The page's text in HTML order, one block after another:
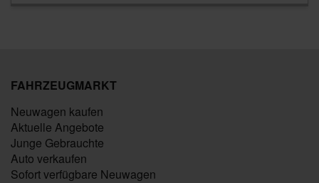
FAHRZEUGMARKT
Neuwagen kaufen
Aktuelle Angebote
Junge Gebrauchte
Auto verkaufen
Sofort verfügbare Neuwagen